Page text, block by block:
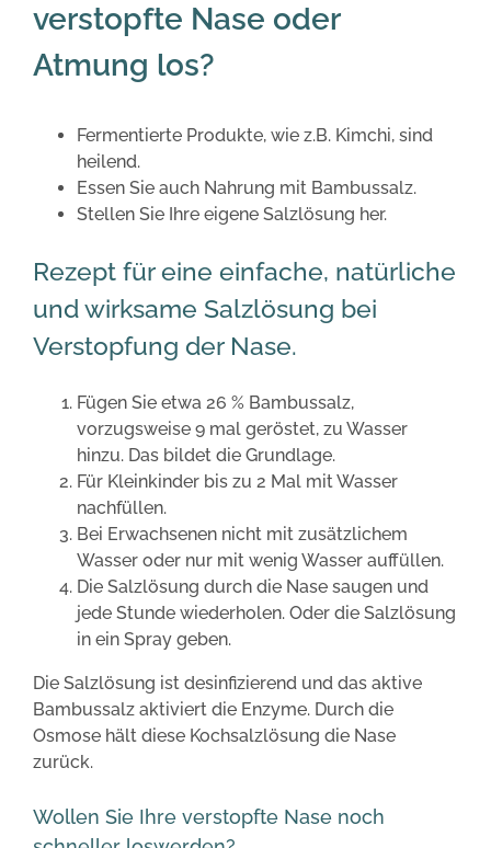
verstopfte Nase oder
Atmung los?
Fermentierte Produkte, wie z.B. Kimchi, sind
heilend.
Essen Sie auch Nahrung mit Bambussalz.
Stellen Sie Ihre eigene Salzlösung her.
Rezept für eine einfache, natürliche
und wirksame Salzlösung bei
Verstopfung der Nase.
Fügen Sie etwa 26 % Bambussalz,
vorzugsweise 9 mal geröstet, zu Wasser
hinzu. Das bildet die Grundlage.
Für Kleinkinder bis zu 2 Mal mit Wasser
nachfüllen.
Bei Erwachsenen nicht mit zusätzlichem
Wasser oder nur mit wenig Wasser auffüllen.
Die Salzlösung durch die Nase saugen und
jede Stunde wiederholen. Oder die Salzlösung
in ein Spray geben.
Die Salzlösung ist desinfizierend und das aktive
Bambussalz aktiviert die Enzyme. Durch die
Osmose hält diese Kochsalzlösung die Nase
zurück.
Wollen Sie Ihre verstopfte Nase noch